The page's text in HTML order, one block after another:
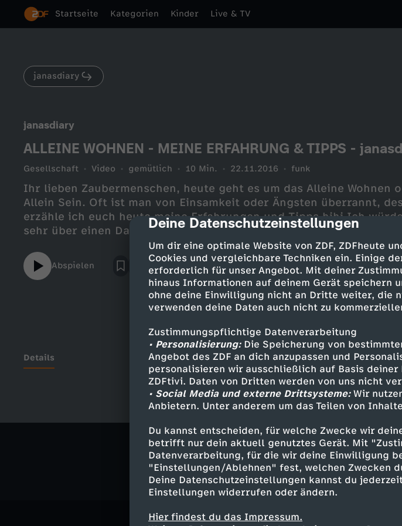
cmp-dialog-description
Deine Datenschutzeinstellungen
Um dir eine optimale Website von ZDF, ZDFheute
Cookies und vergleichbare Techniken ein. Einige
erforderlich für unser Angebot. Mit deiner
hinaus Informationen auf deinem Gerät speichern
ohne deine Einwilligung nicht an Dritte weiter, die
verwenden deine Daten auch nicht zu
Zustimmungspflichtige Datenverarbeitung
• Personalisierung:Die Speicherung von
Angebot des ZDF an dich anzupassen und
personalisieren wir ausschließlich auf Basis deiner
ZDFtivi. Daten von Dritten werden von uns nicht
• Social Media und externe Drittsysteme:Wir
Anbietern. Unter anderem um das Teilen von
Du kannst entscheiden, für welche Zwecke wir
betrifft nur dein aktuell genutztes Gerät. Mit
Datenverarbeitung, für die wir deine Einwilligung
"Einstellungen/Ablehnen" fest, welchen Zwecken
Deine Datenschutzeinstellungen kannst du
Einstellungen widerrufen oder ändern.
Hier findest du das Impressum.
Startseite Kategorien Kinder Live & TV
janasdiary
janasdiary
ALLEINE WOHNEN - MEINE ERFAHRUNG & TIPPS -
Gesellschaft Video gemütlich 10 Min. 22.11.2016 funk
Ihr lieben Zaubermenschen, heute geht es um das Alleine Wohnen
Allein Sein. Oft ist man von Einsamkeit oder Ängsten überrannt,
erzähle ich euch heute meine Erfahrungen und Tipps hihi.Ich
sehr über einen Daumen nach oben freuen, falls euch dieses Video
:-
_________ Abonnieren: http://bit.ly/29rpjnK Letztes
Video: http://bit.ly/2gdX6YN Erster eigener
Umzug: http://bit.ly/2dHAE8o
Roomtour: http://bit.ly/
__________________________________· FANPOST ·Janasdiaryc/o
MedienConceptAm Bildstock 748317
__________________· MUSIK ·Youtube Creative ToolsLife of Riley
Kevin MacLeod ist unter der Lizenz Creative Commons Attribution
(https://creativecommons.org/licenses/by/4.0/) lizenziert.Quelle:
http://incompetech.com/music/royalty-free/index.html?
isrc=USUAN1400054Interpret:
http://incompetech.com/
____________________________· IMPRESSUM ·Jana Walterc/o
MedienConceptAm Bildstock 7D-48317 DrensteinfurtUSt-IDNr.:
___________________Willkommen in der Diary Family :)
Abspielen
Details
Ähnliche Inhalte entdecken
Gesellschaft Video gemütlich